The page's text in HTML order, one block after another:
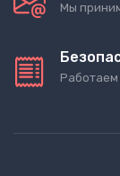
Мы
Работаем